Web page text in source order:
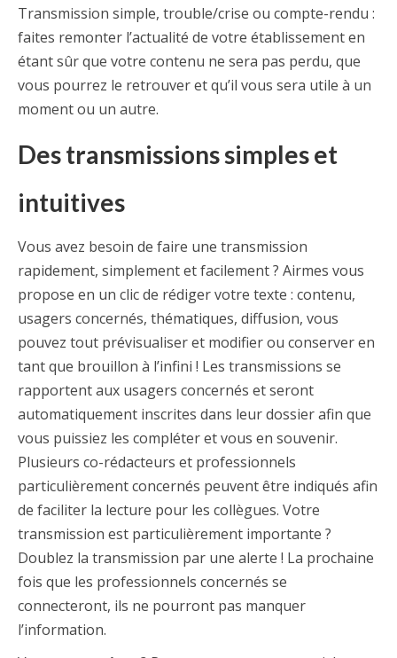
Transmission simple, trouble/crise ou compte-rendu :
faites remonter l’actualité de votre établissement en
étant sûr que votre contenu ne sera pas perdu, que
vous pourrez le retrouver et qu’il vous sera utile à un
moment ou un autre.
Des transmissions simples et
intuitives
Vous avez besoin de faire une transmission
rapidement, simplement et facilement ? Airmes vous
propose en un clic de rédiger votre texte : contenu,
usagers concernés, thématiques, diffusion, vous
pouvez tout prévisualiser et modifier ou conserver en
tant que brouillon à l’infini ! Les transmissions se
rapportent aux usagers concernés et seront
automatiquement inscrites dans leur dossier afin que
vous puissiez les compléter et vous en souvenir.
Plusieurs co-rédacteurs et professionnels
particulièrement concernés peuvent être indiqués afin
de faciliter la lecture pour les collègues. Votre
transmission est particulièrement importante ?
Doublez la transmission par une alerte ! La prochaine
fois que les professionnels concernés se
connecteront, ils ne pourront pas manquer
l’information.